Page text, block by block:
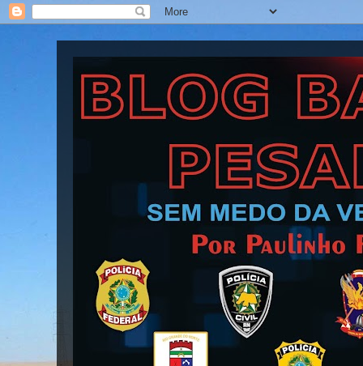
Blog Barra Pesada